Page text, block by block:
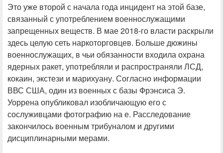
Это уже второй с начала года инцидент на этой базе,
связанный с употреблением военнослужащими
запрещенных веществ. В мае 2018-го власти раскрыли
здесь целую сеть наркоторговцев. Больше дюжины
военнослужащих, в чьи обязанности входила охрана
ядерных ракет, употребляли и распространяли ЛСД,
кокаин, экстези и марихуану. Согласно информации
ВВС США, один из военных с базы Фрэнсиса Э.
Уоррена опубликовал изобличающую его с
сослуживцами фотографию на е. Расследование
закончилось военным трибуналом и другими
дисциплинарными мерами.